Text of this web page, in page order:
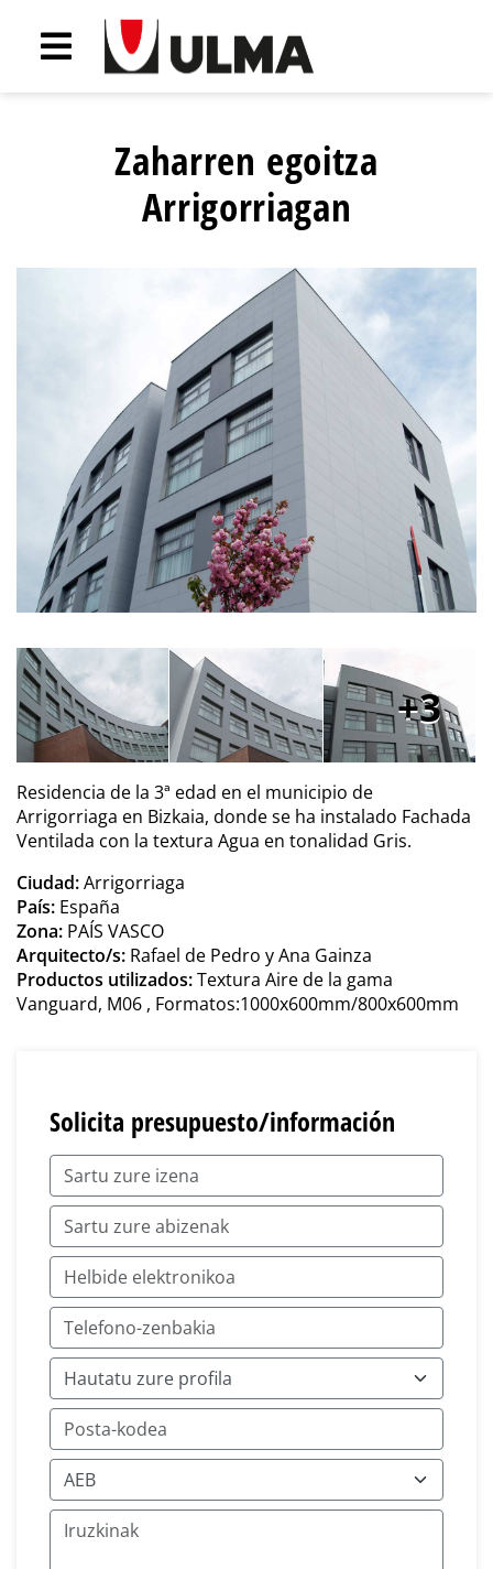
Zaharren egoitza
Arrigorriagan
3
Residencia de la 3ª edad en el municipio de
Arrigorriaga en Bizkaia, donde se ha instalado Fachada
Ventilada con la textura Agua en tonalidad Gris.
Ciudad:Arrigorriaga
País: España
Zona: PAÍS VASCO
Arquitecto/s: Rafael de Pedro y Ana Gainza
Productos utilizados:Textura Aire de la gama
Vanguard, M06 , Formatos:1000x600mm/800x600mm
Solicita presupuesto/información